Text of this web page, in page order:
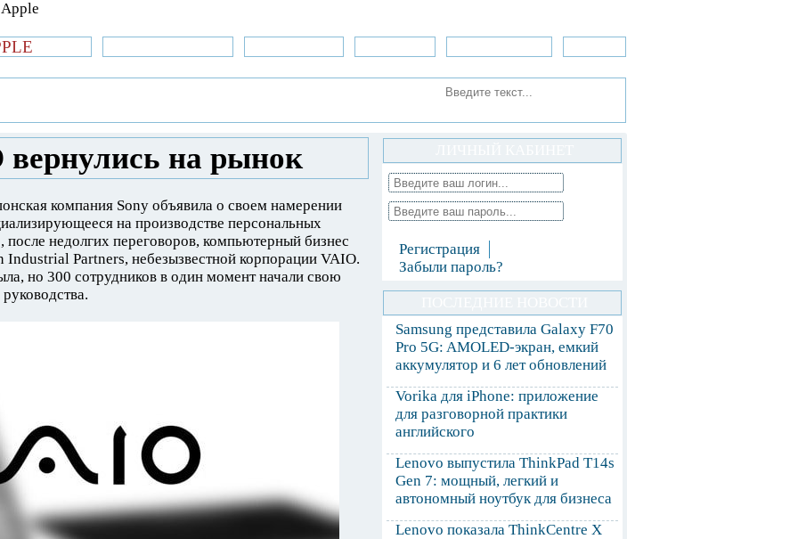
на рынок
компания Sony объявила о своем намерении
на производстве персональных
после недолгих переговоров, компьютерный бизнес
Partners, небезызвестной корпорации VAIO.
но 300 сотрудников в один момент начали свою
Регистрация
Забыли пароль?
Samsung представила Galaxy F70
Pro 5G: AMOLED-экран, емкий
аккумулятор и 6 лет обновлений
Vorika для iPhone: приложение
для разговорной практики
английского
Lenovo выпустила ThinkPad T14s
Gen 7: мощный, легкий и
автономный ноутбук для бизнеса
Lenovo показала ThinkCentre X